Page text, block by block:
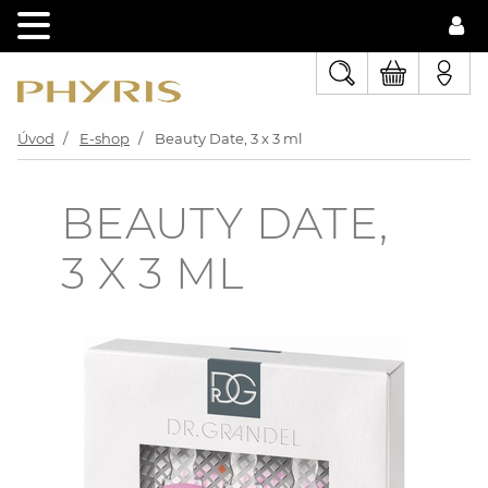
Úvod E-shop Beauty Date, 3 x 3 ml
BEAUTY DATE,
3 X 3 ML